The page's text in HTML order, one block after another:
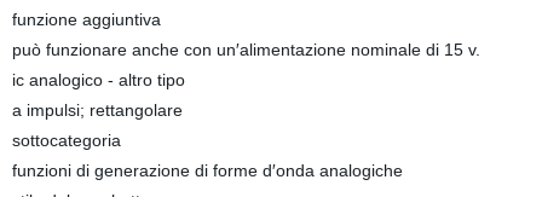
funzione aggiuntiva
può funzionare anche con un′alimentazione nominale di 15 v.
ic analogico - altro tipo
a impulsi; rettangolare
sottocategoria
funzioni di generazione di forme d′onda analogiche